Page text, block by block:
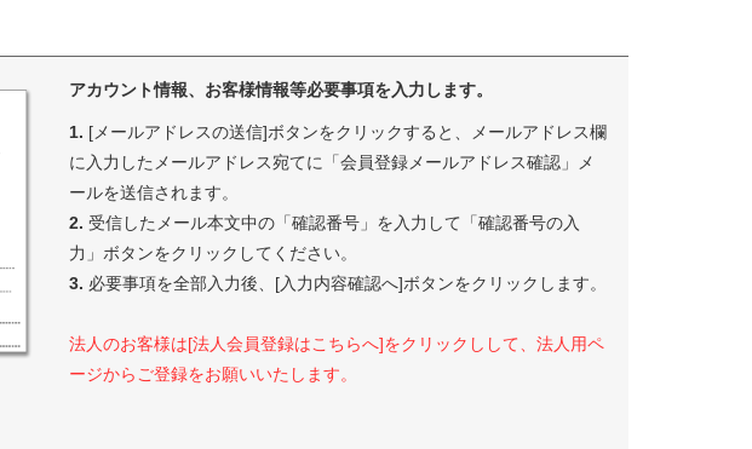
アカウント情報、お客様情報等必要事項を入力します。
1. [メールアドレスの送信]ボタンをクリックすると、メールアドレス欄
に入力したメールアドレス宛てに「会員登録メールアドレス確認」メ
ールを送信されます。
2. 受信したメール本文中の「確認番号」を入力して「確認番号の入
力」ボタンをクリックしてください。
3. 必要事項を全部入力後、[入力内容確認へ]ボタンをクリックします。
法人のお客様は[法人会員登録はこちらへ]をクリックしして、法人用ペ
ージからご登録をお願いいたします。